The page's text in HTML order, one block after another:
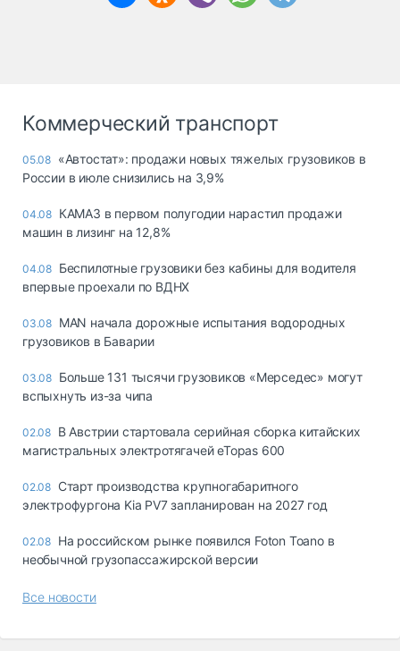
Коммерческий транспорт
05.08 «Автостат»: продажи новых тяжелых грузовиков в
России в июле снизились на 3,9%
04.08 КАМАЗ в первом полугодии нарастил продажи
машин в лизинг на 12,8%
04.08 Беспилотные грузовики без кабины для водителя
впервые проехали по ВДНХ
03.08 MAN начала дорожные испытания водородных
грузовиков в Баварии
03.08 Больше 131 тысячи грузовиков «Мерседес» могут
вспыхнуть из-за чипа
02.08 В Австрии стартовала серийная сборка китайских
магистральных электротягачей eTopas 600
02.08 Старт производства крупногабаритного
электрофургона Kia PV7 запланирован на 2027 год
02.08 На российском рынке появился Foton Toano в
необычной грузопассажирской версии
Все новости